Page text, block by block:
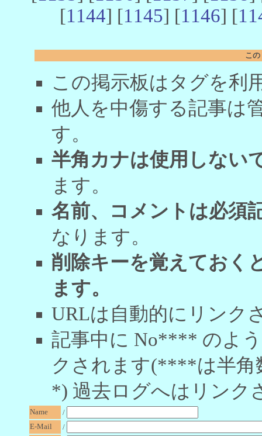
[1144] [1145] [1146] [
こ
この掲示板はタグを利
他人を中傷する記事は
す。
半角カナは使用しない
ます。
名前、コメントは必須
なります。
削除キーを覚えておく
ます。
URLは自動的にリンク
記事中に No**** のよ
クされます(****は半角
*) 過去ログへはリンク
Name
/
E-Mail
/